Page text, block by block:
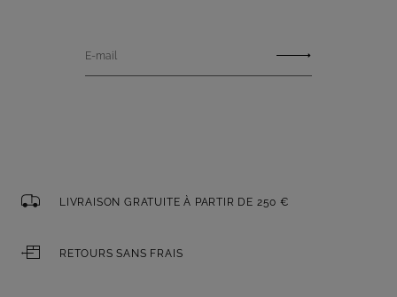
E-mail
LIVRAISON GRATUITE À PARTIR DE 250 €
RETOURS SANS FRAIS